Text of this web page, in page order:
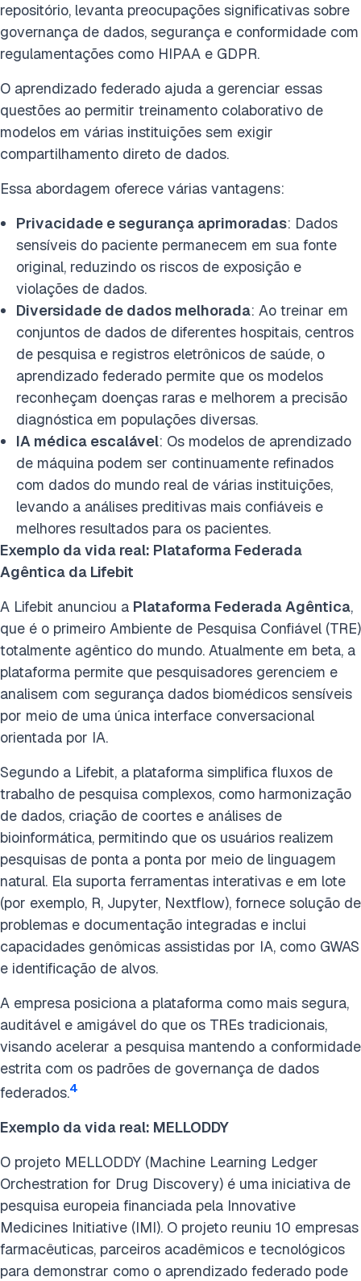
repositório, levanta preocupações significativas sobre
governança de dados, segurança e conformidade com
regulamentações como HIPAA e GDPR.
O aprendizado federado ajuda a gerenciar essas
questões ao permitir treinamento colaborativo de
modelos em várias instituições sem exigir
compartilhamento direto de dados.
Essa abordagem oferece várias vantagens:
Privacidade e segurança aprimoradas: Dados
sensíveis do paciente permanecem em sua fonte
original, reduzindo os riscos de exposição e
violações de dados.
Diversidade de dados melhorada: Ao treinar em
conjuntos de dados de diferentes hospitais, centros
de pesquisa e registros eletrônicos de saúde, o
aprendizado federado permite que os modelos
reconheçam doenças raras e melhorem a precisão
diagnóstica em populações diversas.
IA médica escalável: Os modelos de aprendizado
de máquina podem ser continuamente refinados
com dados do mundo real de várias instituições,
levando a análises preditivas mais confiáveis e
melhores resultados para os pacientes.
Exemplo da vida real: Plataforma Federada
Agêntica da Lifebit
A Lifebit anunciou a Plataforma Federada Agêntica,
que é o primeiro Ambiente de Pesquisa Confiável (TRE)
totalmente agêntico do mundo. Atualmente em beta, a
plataforma permite que pesquisadores gerenciem e
analisem com segurança dados biomédicos sensíveis
por meio de uma única interface conversacional
orientada por IA.
Segundo a Lifebit, a plataforma simplifica fluxos de
trabalho de pesquisa complexos, como harmonização
de dados, criação de coortes e análises de
bioinformática, permitindo que os usuários realizem
pesquisas de ponta a ponta por meio de linguagem
natural. Ela suporta ferramentas interativas e em lote
(por exemplo, R, Jupyter, Nextflow), fornece solução de
problemas e documentação integradas e inclui
capacidades genômicas assistidas por IA, como GWAS
e identificação de alvos.
A empresa posiciona a plataforma como mais segura,
auditável e amigável do que os TREs tradicionais,
visando acelerar a pesquisa mantendo a conformidade
estrita com os padrões de governança de dados
federados.4
Exemplo da vida real: MELLODDY
O projeto MELLODDY (Machine Learning Ledger
Orchestration for Drug Discovery) é uma iniciativa de
pesquisa europeia financiada pela Innovative
Medicines Initiative (IMI). O projeto reuniu 10 empresas
farmacêuticas, parceiros acadêmicos e tecnológicos
para demonstrar como o aprendizado federado pode